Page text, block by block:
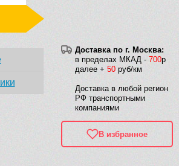
Доставка по г. Москва:
в пределах МКАД - 700р
далее + 50 руб/км
Доставка в любой регион
РФ транспортными
компаниями
В избранное